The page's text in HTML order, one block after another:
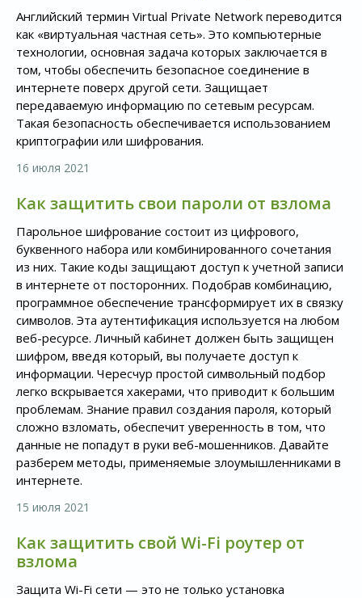
Английский термин Virtual Private Network переводится
как «виртуальная частная сеть». Это компьютерные
технологии, основная задача которых заключается в
том, чтобы обеспечить безопасное соединение в
интернете поверх другой сети. Защищает
передаваемую информацию по сетевым ресурсам.
Такая безопасность обеспечивается использованием
криптографии или шифрования.
16 июля 2021
Как защитить свои пароли от взлома
Парольное шифрование состоит из цифрового,
буквенного набора или комбинированного сочетания
из них. Такие коды защищают доступ к учетной записи
в интернете от посторонних. Подобрав комбинацию,
программное обеспечение трансформирует их в связку
символов. Эта аутентификация используется на любом
веб-ресурсе. Личный кабинет должен быть защищен
шифром, введя который, вы получаете доступ к
информации. Чересчур простой символьный подбор
легко вскрывается хакерами, что приводит к большим
проблемам. Знание правил создания пароля, который
сложно взломать, обеспечит уверенность в том, что
данные не попадут в руки веб-мошенников. Давайте
разберем методы, применяемые злоумышленниками в
интернете.
15 июля 2021
Как защитить свой Wi-Fi роутер от
взлома
Защита Wi-Fi сети — это не только установка